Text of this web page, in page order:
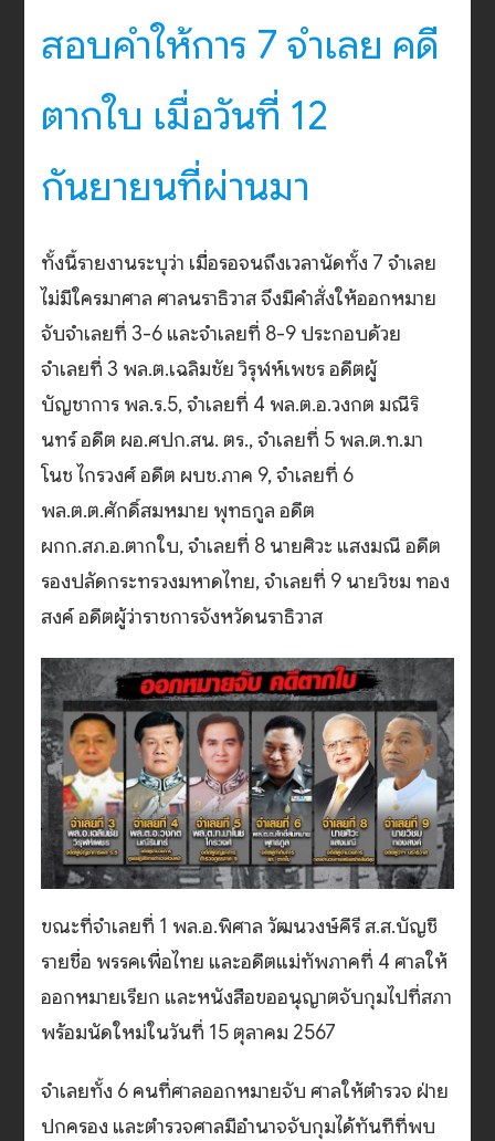
สอบคำให้การ 7 จำเลย คดี
ตากใบ เมื่อวันที่ 12
กันยายนที่ผ่านมา
ทั้งนี้รายงานระบุว่า เมื่อรอจนถึงเวลานัดทั้ง 7 จำเลย
ไม่มีใครมาศาล ศาลนราธิวาส จึงมีคำสั่งให้ออกหมาย
จับจำเลยที่ 3-6 และจำเลยที่ 8-9 ประกอบด้วย
จำเลยที่ 3 พล.ต.เฉลิมชัย วิรุฬห์เพชร อดีตผู้
บัญชาการ พล.ร.5, จำเลยที่ 4 พล.ต.อ.วงกต มณีริ
นทร์ อดีต ผอ.ศปก.สน. ตร., จำเลยที่ 5 พล.ต.ท.มา
โนช ไกรวงศ์ อดีต ผบช.ภาค 9, จำเลยที่ 6
พล.ต.ต.ศักดิ์สมหมาย พุทธกูล อดีต
ผกก.สภ.อ.ตากใบ, จำเลยที่ 8 นายศิวะ แสงมณี อดีต
รองปลัดกระทรวงมหาดไทย, จำเลยที่ 9 นายวิชม ทอง
สงค์ อดีตผู้ว่าราชการจังหวัดนราธิวาส
ขณะที่จำเลยที่ 1 พล.อ.พิศาล วัฒนวงษ์คีรี ส.ส.บัญชี
รายชื่อ พรรคเพื่อไทย และอดีตแม่ทัพภาคที่ 4 ศาลให้
ออกหมายเรียก และหนังสือขออนุญาตจับกุมไปที่สภา
พร้อมนัดใหม่ในวันที่ 15 ตุลาคม 2567
จำเลยทั้ง 6 คนที่ศาลออกหมายจับ ศาลให้ตำรวจ ฝ่าย
ปกครอง และตำรวจศาลมีอำนาจจับกุมได้ทันทีที่พบ